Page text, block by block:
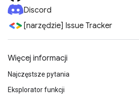
Discord
[narzędzie] Issue Tracker
Więcej informacji
Najczęstsze pytania
Eksplorator funkcji